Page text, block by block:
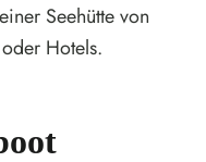
Seehütte von
Hotels.